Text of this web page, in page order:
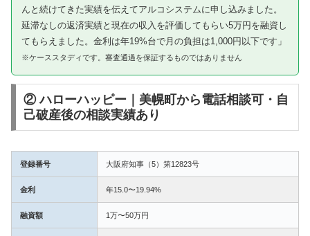
んと続けてきた実績を伝えてアルコシステムに申し込みました。
延滞なしの返済実績と現在の収入を評価してもらい5万円を融資し
てもらえました。金利は年19%台で月の負担は1,000円以下です」
※ケーススタディです。審査通過を保証するものではありません
② ハローハッピー｜美幌町から電話相談可・自
己破産後の相談実績あり
登録番号 大阪府知事（5）第12823号
金利 年15.0〜19.94%
融資額 1万〜50万円